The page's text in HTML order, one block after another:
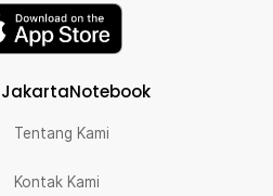
JakartaNotebook
Tentang Kami
Kontak Kami